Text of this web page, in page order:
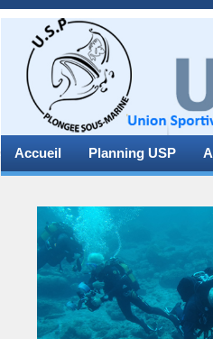
Accueil Planning USP